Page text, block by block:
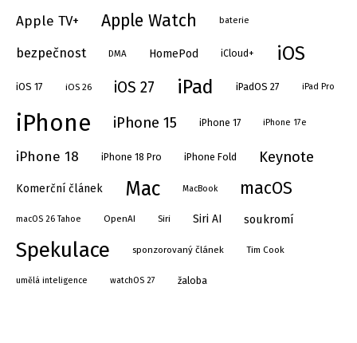
Apple TV+ Apple Watch baterie
bezpečnost DMA HomePod iCloud+ iOS
iOS 17 iOS 26 iOS 27 iPad iPadOS 27 iPad Pro
iPhone iPhone 15 iPhone 17 iPhone 17e
iPhone 18 iPhone 18 Pro iPhone Fold Keynote
Komerční článek Mac MacBook macOS
macOS 26 Tahoe OpenAI Siri Siri AI soukromí
Spekulace sponzorovaný článek Tim Cook
umělá inteligence watchOS 27 žaloba